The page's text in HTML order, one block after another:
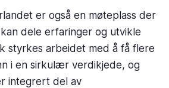
er også en møteplass der
dele erfaringer og utvikle
styrkes arbeidet med å få flere
i en sirkulær verdikjede, og
integrert del av